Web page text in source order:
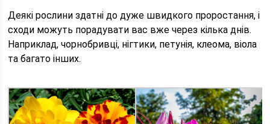
Деякі рослини здатні до дуже швидкого проростання, і
сходи можуть порадувати вас вже через кілька днів.
Наприклад, чорнобривці, нігтики, петунія, клеома, віола
та багато інших.